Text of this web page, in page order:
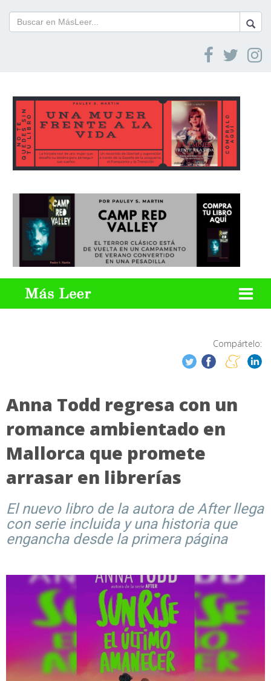
Compártelo:
Anna Todd regresa con un
romance ambientado en
Mallorca que promete
arrasar en librerías
El nuevo libro de la autora de After llega
con serie incluida y una historia que
engancha desde la primera página